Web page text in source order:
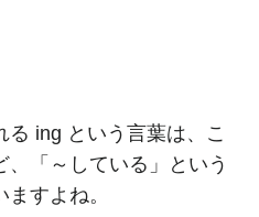
ing という言葉は、こ
「～している」という
すよね。